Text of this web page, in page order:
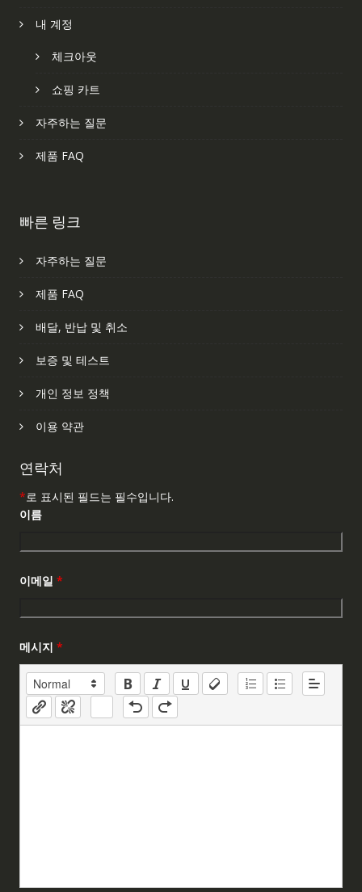
내 계정
체크아웃
쇼핑 카트
자주하는 질문
제품 FAQ
빠른 링크
자주하는 질문
제품 FAQ
배달, 반납 및 취소
보증 및 테스트
개인 정보 정책
이용 약관
연락처
*로 표시된 필드는 필수입니다.
이름
이메일 *
메시지 *